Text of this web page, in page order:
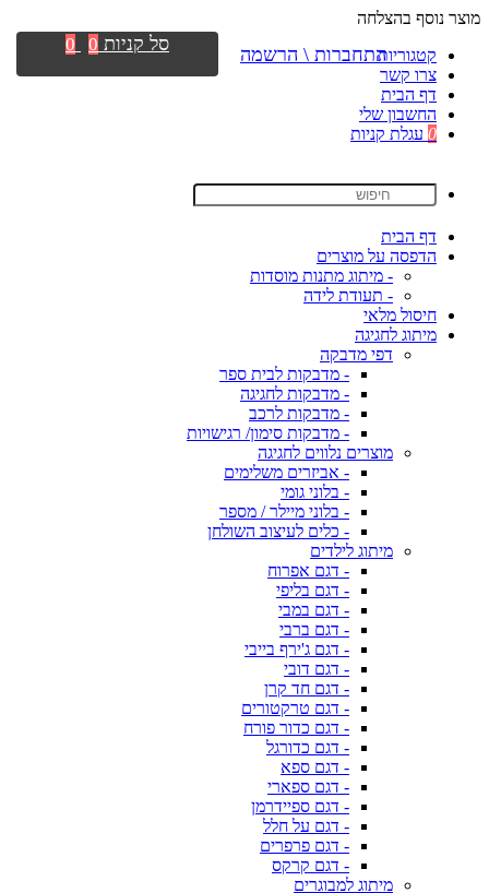
מוצר נוסף בהצלחה
קטגוריות
צרו קשר
דף הבית
החשבון שלי
0 עגלת קניות
דף הבית
הדפסה על מוצרים
- מיתוג מתנות מוסדות
- תעודת לידה
חיסול מלאי
מיתוג לחגיגה
דפי מדבקה
- מדבקות לבית ספר
- מדבקות לחגיגה
- מדבקות לרכב
- מדבקות סימון/ רגישויות
מוצרים נלווים לחגיגה
- אביזרים משלימים
- בלוני גומי
- בלוני מיילר / מספר
- כלים לעיצוב השולחן
מיתוג לילדים
- דגם אפרוח
- דגם בליפי
- דגם במבי
- דגם ברבי
- דגם ג'ירף בייבי
- דגם דובי
- דגם חד קרן
- דגם טרקטורים
- דגם כדור פורח
- דגם כדורגל
- דגם ספא
- דגם ספארי
- דגם ספיידרמן
- דגם על חלל
- דגם פרפרים
- דגם קרקס
מיתוג למבוגרים
התחברות \ הרשמה סל קניות 0
0